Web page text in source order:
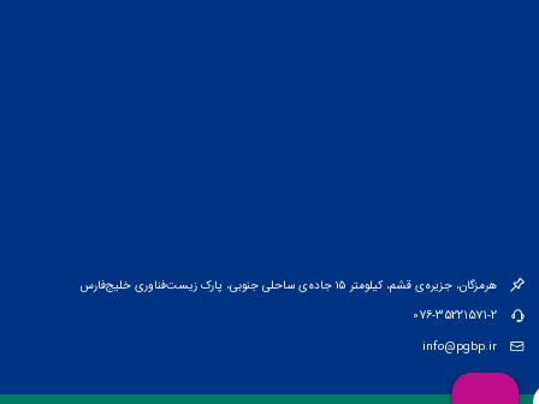
هرمزگان، جزیره‌ی قشم، کیلومتر ۱۵ جاده‌ی ساحلی جنوبی، پارک زیست‌فناوری خلیج‌فارس
076-35221571-2
info@pgbp.ir